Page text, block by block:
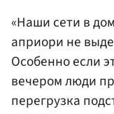
«Наши сети в
априори не
Особенно если
вечером люди
перегрузка